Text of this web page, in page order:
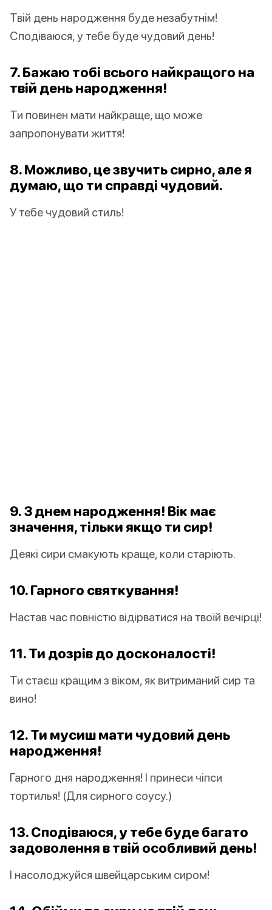
Твій день народження буде незабутнім!
Сподіваюся, у тебе буде чудовий день!
7. Бажаю тобі всього найкращого на
твій день народження!
Ти повинен мати найкраще, що може
запропонувати життя!
8. Можливо, це звучитьсирно, але я
думаю, що ти справді чудовий.
У тебе чудовий стиль!
9. З днем народження! Вік має
значення, тільки якщо ти сир!
Деякі сири смакують краще, коли старіють.
10. Гарного святкування!
Настав час повністю відірватися на твоїй вечірці!
11. Ти дозрів до досконалості!
Ти стаєш кращим з віком, як витриманий сир та
вино!
12. Ти мусиш мати чудовий день
народження!
Гарного дня народження! І принеси чіпси
тортилья! (Для сирного соусу.)
13. Сподіваюся, у тебе буде багато
задоволення в твій особливий день!
І насолоджуйся швейцарським сиром!